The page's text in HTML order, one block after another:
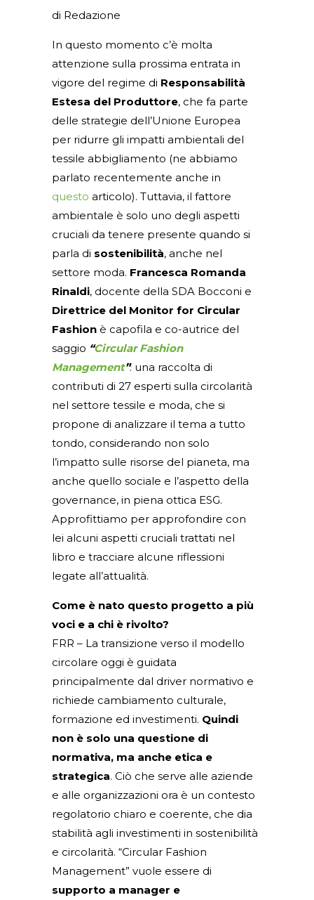
di Redazione
In questo momento c’è molta
attenzione sulla prossima entrata in
vigore del regime di Responsabilità
Estesa del Produttore, che fa parte
delle strategie dell’Unione Europea
per ridurre gli impatti ambientali del
tessile abbigliamento (ne abbiamo
parlato recentemente anche in
questo articolo). Tuttavia, il fattore
ambientale è solo uno degli aspetti
cruciali da tenere presente quando si
parla di sostenibilità, anche nel
settore moda. Francesca Romanda
Rinaldi, docente della SDA Bocconi e
Direttrice del Monitor for Circular
Fashion è capofila e co-autrice del
saggio “Circular Fashion
Management”: una raccolta di
contributi di 27 esperti sulla circolarità
nel settore tessile e moda, che si
propone di analizzare il tema a tutto
tondo, considerando non solo
l’impatto sulle risorse del pianeta, ma
anche quello sociale e l’aspetto della
governance, in piena ottica ESG.
Approfittiamo per approfondire con
lei alcuni aspetti cruciali trattati nel
libro e tracciare alcune riflessioni
legate all’attualità.
Come è nato questo progetto a più
voci e a chi è rivolto?
FRR – La transizione verso il modello
circolare oggi è guidata
principalmente dal driver normativo e
richiede cambiamento culturale,
formazione ed investimenti. Quindi
non è solo una questione di
normativa, ma anche etica e
strategica. Ciò che serve alle aziende
e alle organizzazioni ora è un contesto
regolatorio chiaro e coerente, che dia
stabilità agli investimenti in sostenibilità
e circolarità. “Circular Fashion
Management” vuole essere di
supporto a manager e